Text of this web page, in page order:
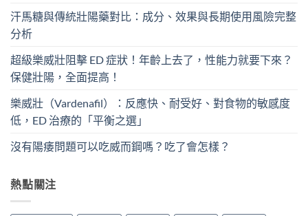
汗馬糖與傳統壯陽藥對比：成分、效果與長期使用風險完整
分析
超級樂威壯阻擊 ED 症狀！年齡上去了，性能力就要下來？
保健壯陽，全面提高！
樂威壯（Vardenafil）：反應快、耐受好、對食物的敏感度
低，ED 治療的「平衡之選」
沒有陽痿問題可以吃威而鋼嗎？吃了會怎樣？
熱點關注